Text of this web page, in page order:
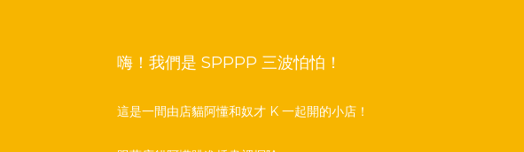
嗨！我們是 SPPPP 三波怕怕！
這是一間由店貓阿懂和奴才 K 一起開的小店！